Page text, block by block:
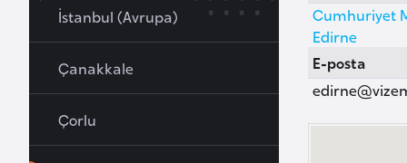
Cumhuriyet
Edirne
E-posta
İstanbul (Avrupa)
Çanakkale
Çorlu
u
s
t
y